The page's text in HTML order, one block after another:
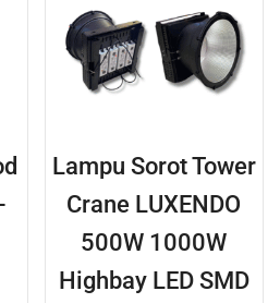
Lampu Sorot Tower
Crane LUXENDO
500W 1000W
Highbay LED SMD